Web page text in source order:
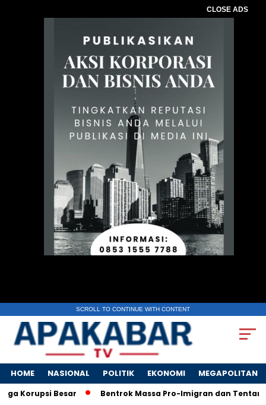
CLOSE ADS
SCROLL TO CONTINUE WITH CONTENT
HOME NASIONAL POLITIK EKONOMI MEGAPOLITAN
Besar Bentrok Massa Pro-Imigran dan Tentara AS